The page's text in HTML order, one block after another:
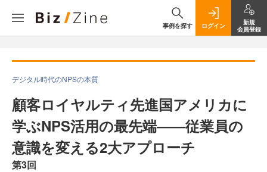
事例を探す ログイン
新規
会員登録
デジタル時代のNPSの本質
顧客ロイヤルティ先進国アメリカに
学ぶNPS活用の最先端――従業員の
意識を変える2大アプローチ
第3回